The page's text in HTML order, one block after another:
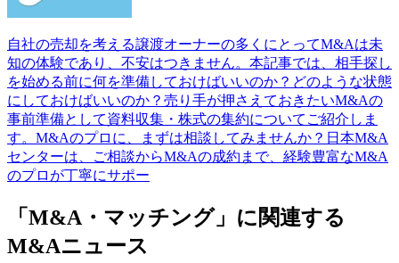
自社の売却を考える譲渡オーナーの多くにとってM&Aは未
知の体験であり、不安はつきません。本記事では、相手探し
を始める前に何を準備しておけばいいのか？どのような状態
にしておけばいいのか？売り手が押さえておきたいM&Aの
事前準備として資料収集・株式の集約についてご紹介しま
す。M&Aのプロに、まずは相談してみませんか？日本M&A
センターは、ご相談からM&Aの成約まで、経験豊富なM&A
のプロが丁寧にサポー
「M&A・マッチング」に関連する
M&Aニュース